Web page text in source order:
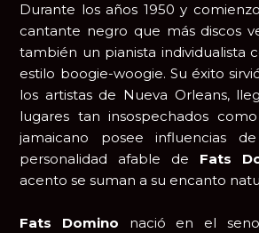
Durante los años 1950 y
cantante negro que más discos
también un pianista individualista
estilo boogie-woogie. Su éxito
los artistas de Nueva Orleans,
lugares tan insospechados
jamaicano posee influencias
personalidad afable de Fats
acento se suman a su encanto
Fats Domino nació en el